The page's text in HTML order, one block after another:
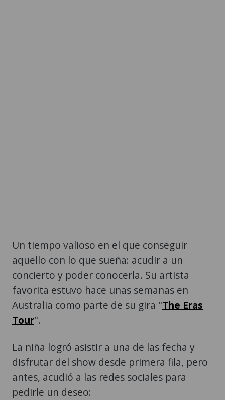
Un tiempo valioso en el que conseguir
aquello con lo que sueña: acudir a un
concierto y poder conocerla. Su artista
favorita estuvo hace unas semanas en
Australia como parte de su gira "The Eras
Tour".
La niña logró asistir a una de las fecha y
disfrutar del show desde primera fila, pero
antes, acudió a las redes sociales para
pedirle un deseo: